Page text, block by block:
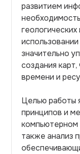
развитием
значительно
создания
времени и
Целью работы
принципов и
компьютерном
также анализ